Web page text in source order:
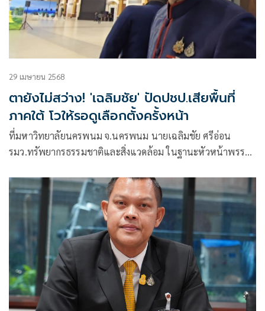
29 เมษายน 2568
ตายังไม่สว่าง! 'เฉลิมชัย' ปัดปชป.เสียพื้นที่
ภาคใต้ โวให้รอดูเลือกตั้งครั้งหน้า
ที่มหาวิทยาลัยนครพนม จ.นครพนม นายเฉลิมชัย ศรีอ่อน
รมว.ทรัพยากรธรรมชาติและสิ่งแวดล้อม ในฐานะหัวหน้าพรรค